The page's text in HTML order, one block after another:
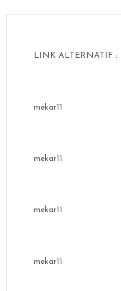
LINK ALTERNATIF :
mekar11
mekar11
mekar11
mekar11